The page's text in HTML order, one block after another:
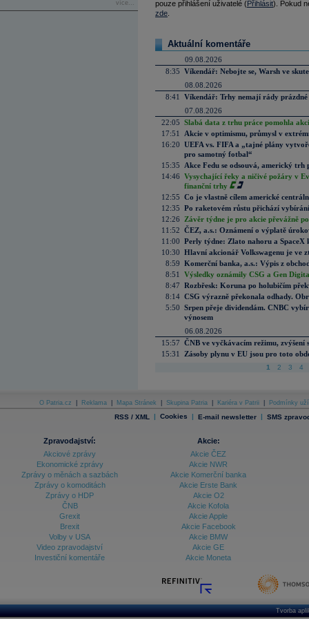
více...
pouze přihlášení uživatelé (Přihlásit). Pokud
zde
Aktuální komentáře
09.08.2026
8:35 Víkendář: Nebojte se, Warsh ve
08.08.2026
8:41
Víkendář: Trhy nemají rády prázdné
07.08.2026
22:05 Slabá data z trhu práce pomohla
17:51
Akcie v optimismu, průmysl v
16:20 UEFA vs. FIFA a „tajné plány
pro samotný fotbal“
15:35
Akce Fedu se odsouvá, americký
14:46 Vysychající řeky a ničivé požáry v
finanční trhy
12:55 Co je vlastně cílem americké
12:35 Po raketovém růstu přichází
12:26
Závěr týdne je pro akcie převážně
11:52 ČEZ, a.s.: Oznámení o výplatě
11:00 Perly týdne: Zlato nahoru a SpaceX
10:30 Hlavní akcionář Volkswagenu je ve
8:59 Komerční banka, a.s.: Výpis z
8:51
Výsledky oznámily CSG a Gen
8:47 Rozbřesk: Koruna po holubičím
8:14 CSG výrazně překonala odhady.
5:50 Srpen přeje dividendám. CNBC
výnosem
06.08.2026
15:57 ČNB ve vyčkávacím režimu, zvýšení
15:31
Zásoby plynu v EU jsou pro toto
1 2 3 4
O Patria.cz Reklama Mapa Stránek Skupina Patria Kariéra v Patrii Podmínky
RSS / XML | Cookies | E-mail newsletter | SMS
Zpravodajství:
Akciové zprávy
Ekonomické zprávy
Zprávy o měnách a sazbách
Zprávy o komoditách
Zprávy o HDP
ČNB
Grexit
Brexit
Volby v USA
Video zpravodajství
Investiční komentáře
Akcie:
Akcie ČEZ
Akcie NWR
Akcie Komerční banka
Akcie Erste Bank
Akcie O2
Akcie Kofola
Akcie Apple
Akcie Facebook
Akcie BMW
Akcie GE
Akcie Moneta
Tvorba